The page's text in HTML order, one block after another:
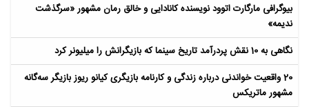
بیوگرافی مارگارت اتوود نویسنده کانادایی و خالق رمان مشهور «سرگذشت
ندیمه»
نگاهی به 10 نقش پردرآمد تاریخ سینما که بازیگرانش را میلیونر کرد
20 واقعیت خواندنی درباره زندگی و کارنامه بازیگری کیانو ریوز بازیگر سه‌گانه
مشهور ماتریکس